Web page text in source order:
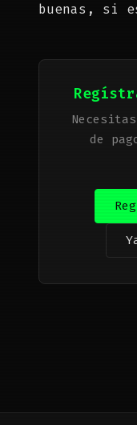
buenas, si
de